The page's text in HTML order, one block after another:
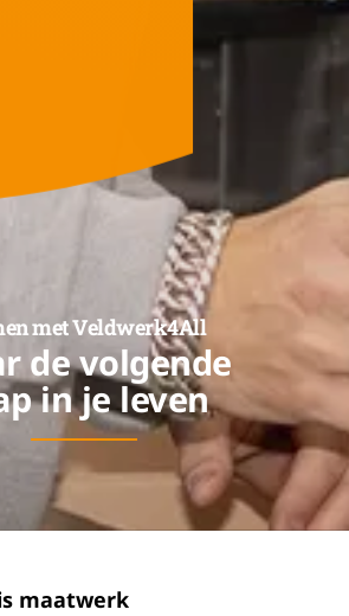
met Veldwerk4All
de volgende
in je leven
maatwerk